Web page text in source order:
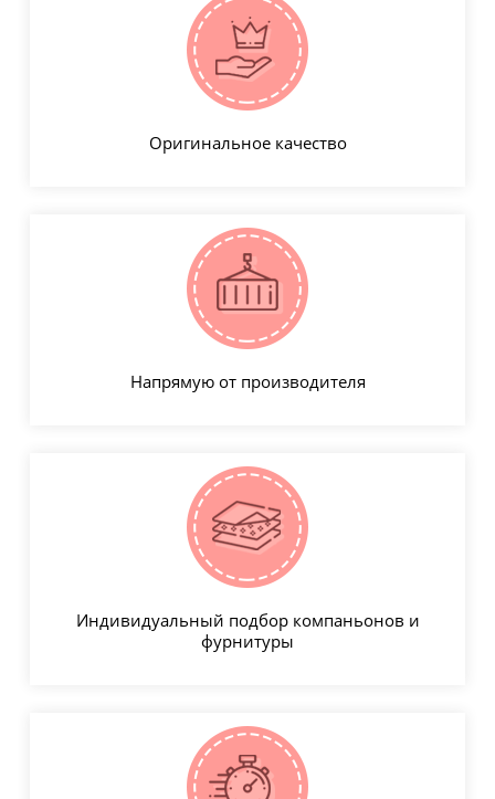
Оригинальное качество
Напрямую от производителя
Индивидуальный подбор компаньонов и
фурнитуры